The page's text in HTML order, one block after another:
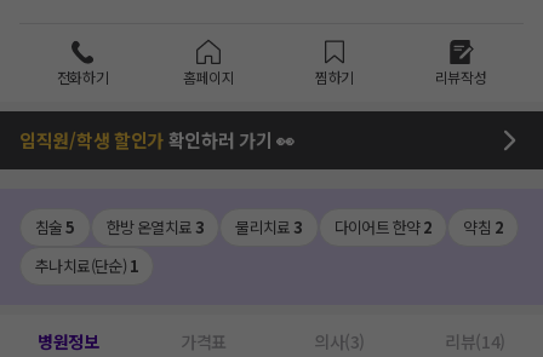
전화하기 홈페이지 찜하기 리뷰작성
임직원/학생 할인가확인하러 가기 👀
침술5 한방 온열치료3 물리치료3 다이어트 한약2 약침 2
추나치료(단순) 1
병원정보 가격표 의사(3) 리뷰(14)